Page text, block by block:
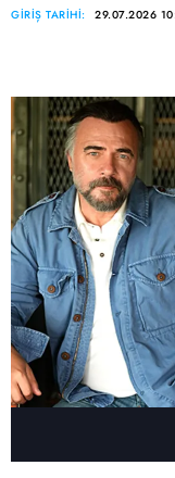
GİRİŞ TARİHİ: 29.07.2026